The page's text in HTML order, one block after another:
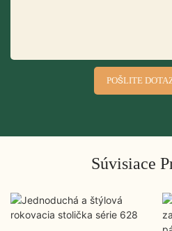
POŠLITE
Súvisiace